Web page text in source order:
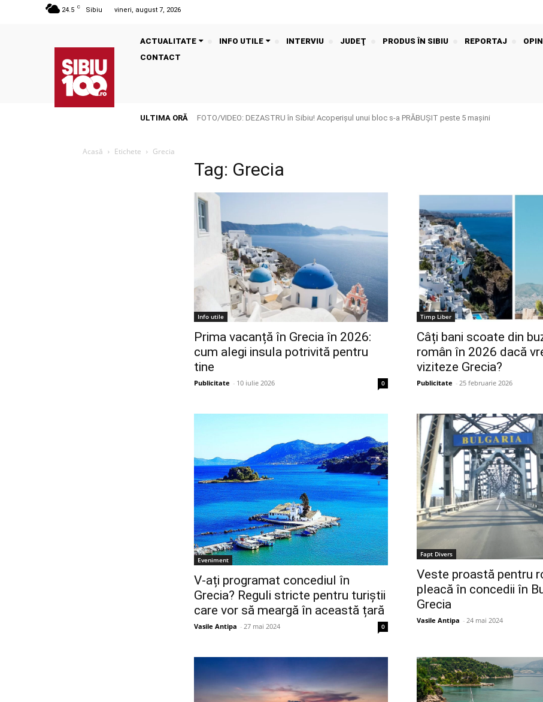
24.5 C Sibiu vineri, august 7, 2026
ACTUALITATE INFO UTILE INTERVIU JUDEŢ PRODUS ÎN SIBIU REPORTAJ
CONTACT
ULTIMA ORĂ FOTO/VIDEO: DEZASTRU în Sibiu! Acoperișul unui bloc s-a PRĂBUȘIT peste 5 mașini
Acasă Etichete Grecia
Tag: Grecia
Info utile
Prima vacanță în Grecia în 2026:
cum alegi insula potrivită pentru
tine
Publicitate - 10 iulie 2026 0
Timp Liber
Câți bani scoate din
român în 2026 dacă
viziteze Grecia?
Publicitate - 25 februarie 2026
Eveniment
V-ați programat concediul în
Grecia? Reguli stricte pentru turiștii
care vor să meargă în această țară
Vasile Antipa - 27 mai 2024 0
Fapt Divers
Veste proastă pentru
pleacă în concedii în
Grecia
Vasile Antipa - 24 mai 2024